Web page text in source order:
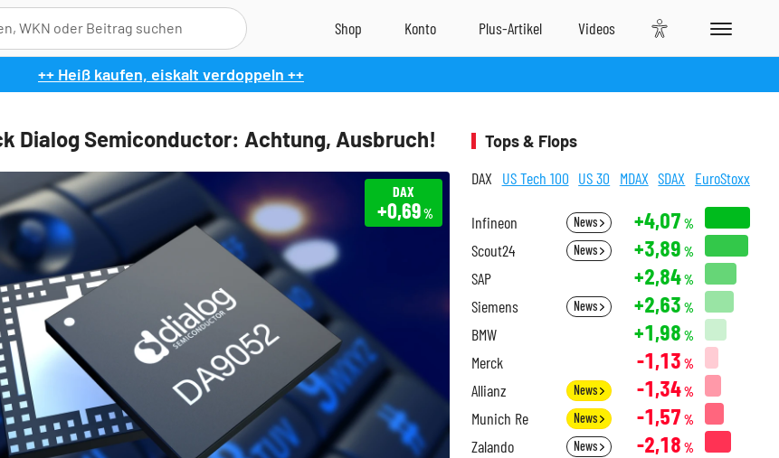
++ Heiß kaufen, eiskalt verdoppeln ++
Dialog Semiconductor: Achtung, Ausbruch!
DAX
+0,69%
Tops & Flops
DAX US Tech 100 US 30 MDAX SDAX EuroStoxx
Infineon News +4,07 %
Scout24 News +3,89 %
SAP +2,84%
Siemens News +2,63 %
BMW +1,98 %
Merck -1,13 %
Allianz News -1,34%
Munich Re News -1,57 %
Zalando News -2,18 %